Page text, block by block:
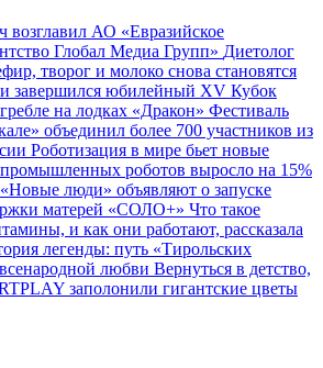
возглавил АО «Евразийское
Глобал Медиа Групп» Диетолог
творог и молоко снова становятся
завершился юбилейный XV Кубок
на лодках «Дракон» Фестиваль
объединил более 700 участников из
Роботизация в мире бьет новые
промышленных роботов выросло на 15%
люди» объявляют о запуске
матерей «СОЛО+» Что такое
и как они работают, рассказала
легенды: путь «Тирольских
любви Вернуться в детство,
заполонили гигантские цветы